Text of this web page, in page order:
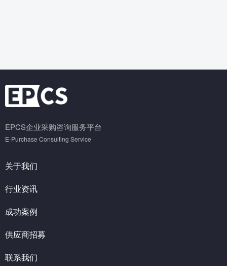
EPCS企业采购咨询服务平台
E-Purchase Consulting Service
关于我们
行业资讯
成功案例
供应商招募
联系我们